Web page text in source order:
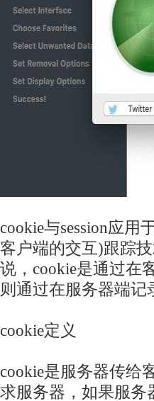
cookie与session应
客户端的交互)跟踪
说，cookie是通过在
则通过在服务器端记
cookie定义
cookie是服务器传给
求服务器，如果服务